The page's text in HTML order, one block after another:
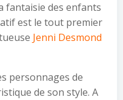
fantaisie des enfants
est le tout premier
Jenni Desmond
personnages de
de son style. A